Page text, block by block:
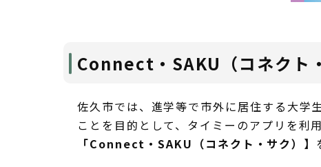
Connect・SAKU（コネクト
佐久市では、進学等で市外に居住する大学
ことを目的として、タイミーのアプリを利
「Connect・SAKU（コネクト・サク）】